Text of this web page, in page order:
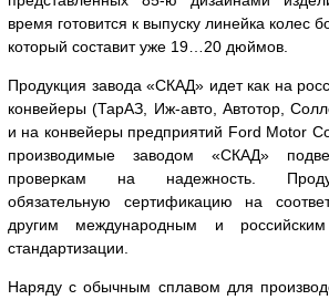
время готовится к выпуску линейка колес
который составит уже 19…20 дюймов.
Продукция завода «СКАД» идет как на
конвейеры (ТарАЗ, Иж-авто, Автотор,
и на конвейеры предприятий Ford Motor
производимые заводом «СКАД»
проверкам на надежность.
обязательную сертификацию на
другим международным и
стандартизации.
Наряду с обычным сплавом для